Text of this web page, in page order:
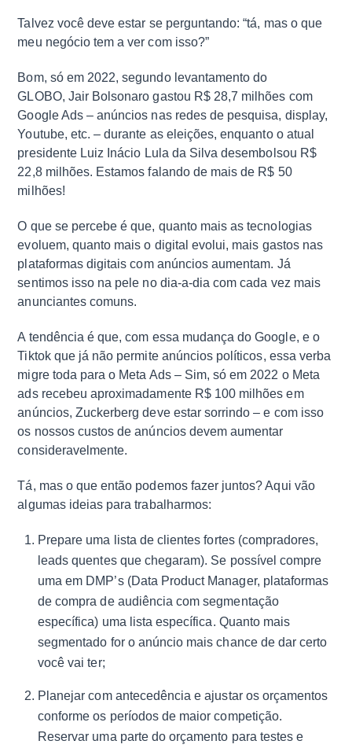
Talvez você deve estar se perguntando: “tá, mas o que
meu negócio tem a ver com isso?”
Bom, só em 2022, segundo levantamento do
GLOBO, Jair Bolsonaro gastou R$ 28,7 milhões com
Google Ads – anúncios nas redes de pesquisa, display,
Youtube, etc. – durante as eleições, enquanto o atual
presidente Luiz Inácio Lula da Silva desembolsou R$
22,8 milhões. Estamos falando de mais de R$ 50
milhões!
O que se percebe é que, quanto mais as tecnologias
evoluem, quanto mais o digital evolui, mais gastos nas
plataformas digitais com anúncios aumentam. Já
sentimos isso na pele no dia-a-dia com cada vez mais
anunciantes comuns.
A tendência é que, com essa mudança do Google, e o
Tiktok que já não permite anúncios políticos, essa verba
migre toda para o Meta Ads – Sim, só em 2022 o Meta
ads recebeu aproximadamente R$ 100 milhões em
anúncios, Zuckerberg deve estar sorrindo – e com isso
os nossos custos de anúncios devem aumentar
consideravelmente.
Tá, mas o que então podemos fazer juntos? Aqui vão
algumas ideias para trabalharmos:
Prepare uma lista de clientes fortes (compradores,
leads quentes que chegaram). Se possível compre
uma em DMP’s (Data Product Manager, plataformas
de compra de audiência com segmentação
específica) uma lista específica. Quanto mais
segmentado for o anúncio mais chance de dar certo
você vai ter;
Planejar com antecedência e ajustar os orçamentos
conforme os períodos de maior competição.
Reservar uma parte do orçamento para testes e